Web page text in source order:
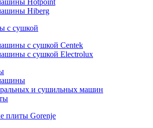
Hotpoint
Hiberg
с сушкой
с сушкой Centek
с сушкой Electrolux
и сушильных машин
плиты Gorenje